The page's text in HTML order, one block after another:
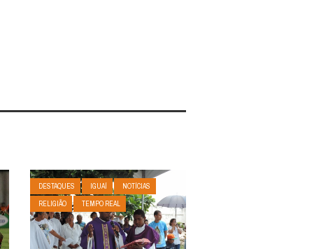
DESTAQUES IGUAÍ
NOTÍCIAS
RELIGIÃO
TEMPO REAL